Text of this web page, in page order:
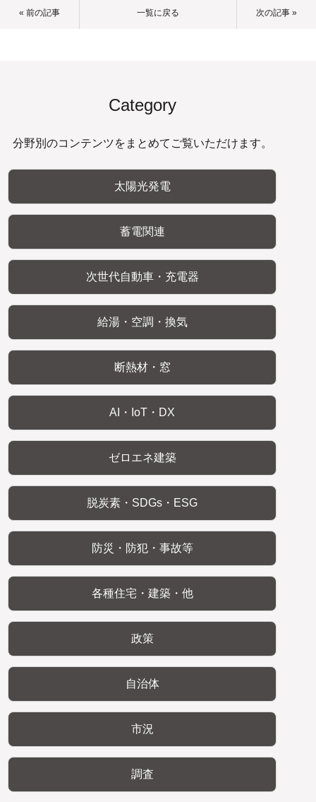
« 前の記事 一覧に戻る 次の記事 »
Category
分野別のコンテンツをまとめてご覧いただけます。
太陽光発電
蓄電関連
次世代自動車・充電器
給湯・空調・換気
断熱材・窓
AI・IoT・DX
ゼロエネ建築
脱炭素・SDGs・ESG
防災・防犯・事故等
各種住宅・建築・他
政策
自治体
市況
調査